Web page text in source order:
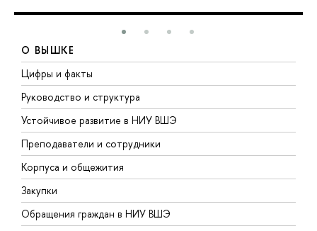
О ВЫШКЕ
Цифры и факты
Руководство и структура
Устойчивое развитие в НИУ ВШЭ
Преподаватели и сотрудники
Корпуса и общежития
Закупки
Обращения граждан в НИУ ВШЭ